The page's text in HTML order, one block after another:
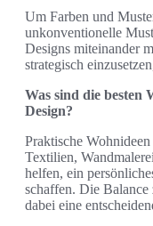
Um Farben und
unkonventionelle
Designs miteinander
strategisch
Was sind die besten
Design?
Praktische
Textilien,
helfen, ein
schaffen. Die
dabei eine